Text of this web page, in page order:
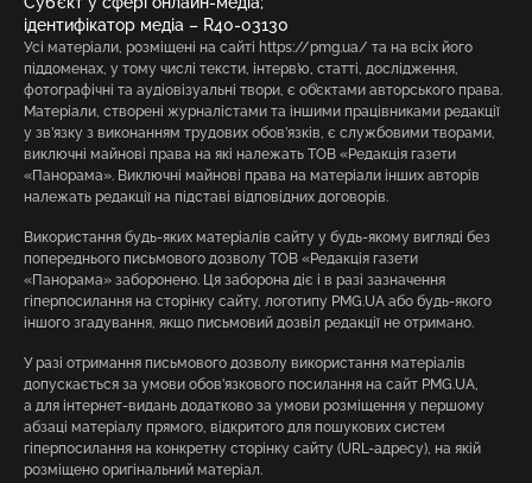
ідентифікатор медіа – R40-03130
Усі матеріали, розміщені на сайті https://pmg.ua/ та на всіх його
піддоменах, у тому числі тексти, інтерв’ю, статті, дослідження,
фотографічні та аудіовізуальні твори, є об’єктами авторського права.
Матеріали, створені журналістами та іншими працівниками редакції
у зв’язку з виконанням трудових обов’язків, є службовими творами,
виключні майнові права на які належать ТОВ «Редакція газети
«Панорама». Виключні майнові права на матеріали інших авторів
належать редакції на підставі відповідних договорів.
Використання будь-яких матеріалів сайту у будь-якому вигляді без
попереднього письмового дозволу ТОВ «Редакція газети
«Панорама» заборонено. Ця заборона діє і в разі зазначення
гіперпосилання на сторінку сайту, логотипу PMG.UA або будь-якого
іншого згадування, якщо письмовий дозвіл редакції не отримано.
У разі отримання письмового дозволу використання матеріалів
допускається за умови обов’язкового посилання на сайт PMG.UA,
а для інтернет-видань додатково за умови розміщення у першому
абзаці матеріалу прямого, відкритого для пошукових систем
гіперпосилання на конкретну сторінку сайту (URL-адресу), на якій
розміщено оригінальний матеріал.